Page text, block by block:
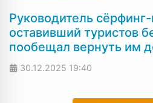
Руководитель
оставивший туристов
пообещал вернуть им
30.12.2025 19:40